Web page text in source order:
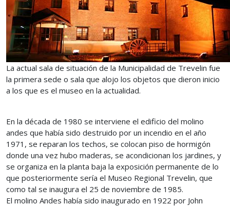
La actual sala de situación de la Municipalidad de Trevelin fue
la primera sede o sala que alojo los objetos que dieron inicio
a los que es el museo en la actualidad.
En la década de 1980 se interviene el edificio del molino
andes que había sido destruido por un incendio en el año
1971, se reparan los techos, se colocan piso de hormigón
donde una vez hubo maderas, se acondicionan los jardines, y
se organiza en la planta baja la exposición permanente de lo
que posteriormente sería el Museo Regional Trevelin, que
como tal se inaugura el 25 de noviembre de 1985.
El molino Andes había sido inaugurado en 1922 por John